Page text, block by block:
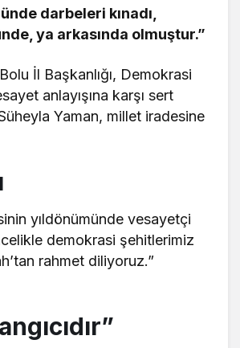
darbeleri kınadı,
ya arkasında olmuştur.”
İl Başkanlığı, Demokrasi
anlayışına karşı sert
Yaman, millet iradesine
yıldönümünde vesayetçi
demokrasi şehitlerimiz
rahmet diliyoruz.”